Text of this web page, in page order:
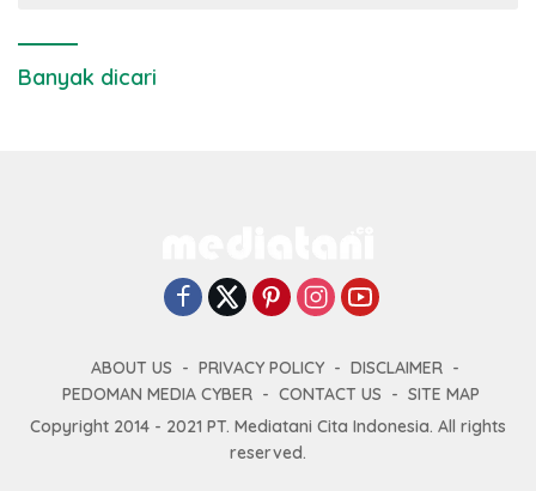
Banyak dicari
ABOUT US PRIVACY POLICY
DISCLAIMER
PEDOMAN MEDIA CYBER
CONTACT US
SITE MAP
Copyright 2014 - 2021 PT. Mediatani Cita Indonesia. All rights
reserved.